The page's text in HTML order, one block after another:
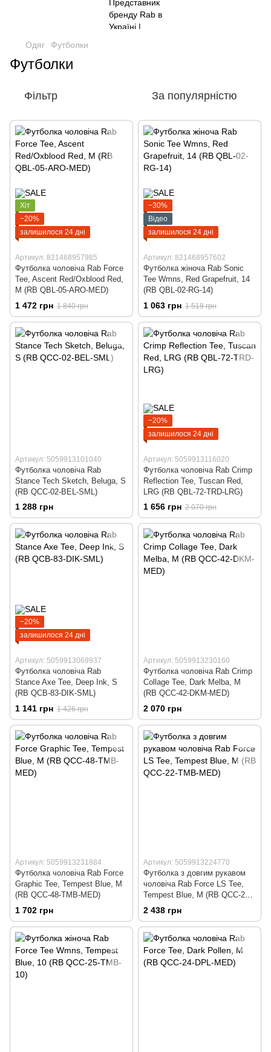
Одяг Футболки
Футболки
Фільтр За популярністю
Хіт
−20%
залишилося 24 дні
Артикул: 821468957985
Футболка чоловіча Rab Force
Tee, Ascent Red/Oxblood Red,
M (RB QBL-05-ARO-MED)
1 472 грн 1 840 грн
−30%
Відео
залишилося 24 дні
Артикул: 821468957602
Футболка жіноча Rab Sonic
Tee Wmns, Red Grapefruit, 14
(RB QBL-02-RG-14)
1 063 грн 1 518 грн
Артикул: 5059913101040
Футболка чоловіча Rab
Stance Tech Sketch, Beluga, S
(RB QCC-02-BEL-SML)
1 288 грн
−20%
залишилося 24 дні
Артикул: 5059913116020
Футболка чоловіча Rab Crimp
Reflection Tee, Tuscan Red,
LRG (RB QBL-72-TRD-LRG)
1 656 грн 2 070 грн
−20%
залишилося 24 дні
Артикул: 5059913069937
Футболка чоловіча Rab
Stance Axe Tee, Deep Ink, S
(RB QCB-83-DIK-SML)
1 141 грн 1 426 грн
Артикул: 5059913230160
Футболка чоловіча Rab Crimp
Collage Tee, Dark Melba, M
(RB QCC-42-DKM-MED)
2 070 грн
Артикул: 5059913231884
Футболка чоловіча Rab Force
Graphic Tee, Tempest Blue, M
(RB QCC-48-TMB-MED)
1 702 грн
Артикул: 5059913224770
Футболка з довгим рукавом
чоловіча Rab Force LS Tee,
Tempest Blue, M (RB QCC-22-
TMB-MED)
2 438 грн